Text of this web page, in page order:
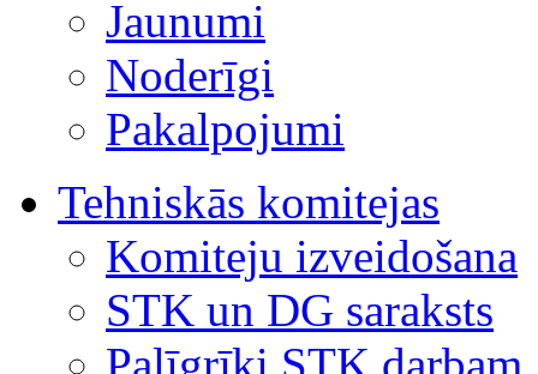
Jaunumi
Noderīgi
Pakalpojumi
Tehniskās komitejas
Komiteju izveidošana
STK un DG saraksts
Palīgrīki STK darbam